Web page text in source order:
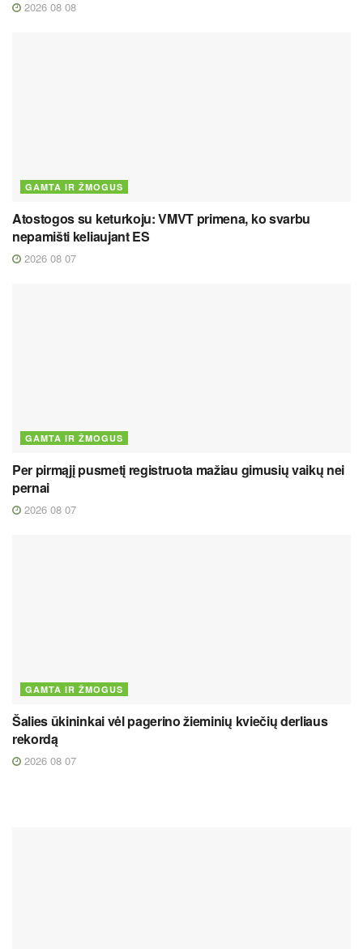
2026 08 08
GAMTA IR ŽMOGUS
Atostogos su keturkoju: VMVT primena, ko svarbu
nepamišti keliaujant ES
2026 08 07
GAMTA IR ŽMOGUS
Per pirmąjį pusmetį registruota mažiau gimusių vaikų nei
pernai
2026 08 07
GAMTA IR ŽMOGUS
Šalies ūkininkai vėl pagerino žieminių kviečių derliaus
rekordą
2026 08 07